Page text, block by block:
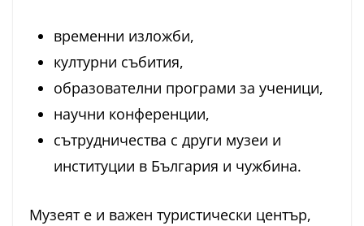
временни изложби,
културни събития,
образователни програми за ученици,
научни конференции,
сътрудничества с други музеи и
институции в България и чужбина.
Музеят е и важен туристически център,